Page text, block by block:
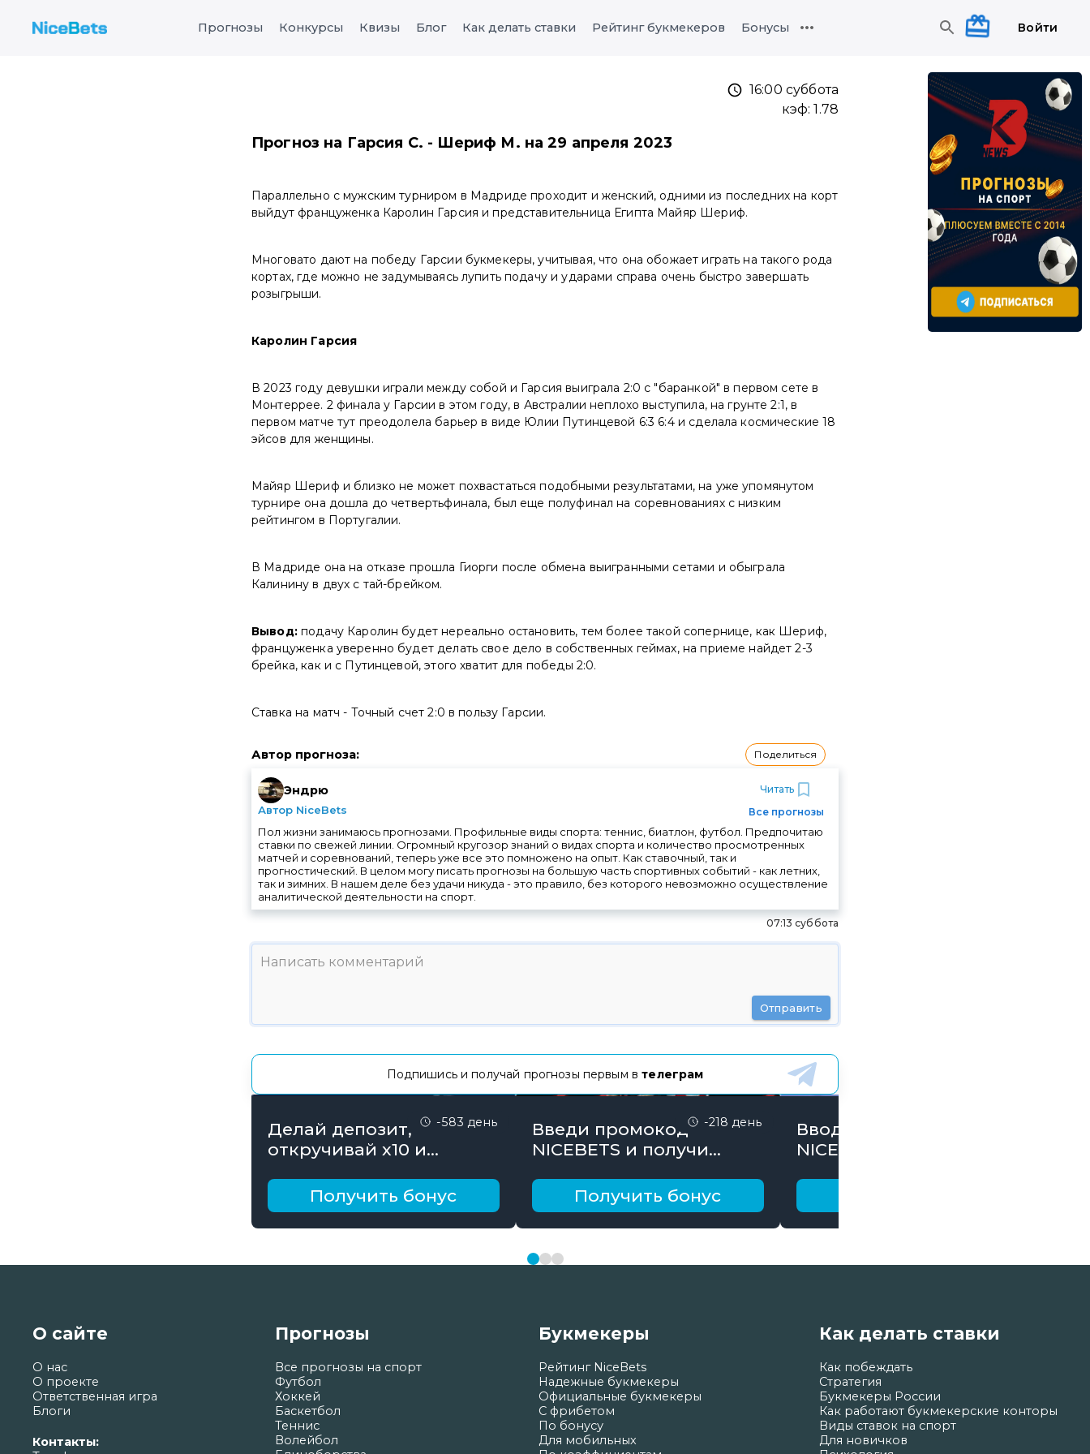
Прогнозы Конкурсы Квизы Блог Как делать ставки Рейтинг букмекеров Бонусы Войти
16:00 суббота
кэф:1.78
Прогноз на Гарсия С. - Шериф М. на 29 апреля 2023
Параллельно с мужским турниром в Мадриде проходит и женский, одними из последних на корт
выйдут француженка Каролин Гарсия и представительница Египта Майяр Шериф.
Многовато дают на победу Гарсии букмекеры, учитывая, что она обожает играть на такого рода
кортах, где можно не задумываясь лупить подачу и ударами справа очень быстро завершать
розыгрыши.
Каролин Гарсия
В 2023 году девушки играли между собой и Гарсия выиграла 2:0 с "баранкой" в первом сете в
Монтеррее. 2 финала у Гарсии в этом году, в Австралии неплохо выступила, на грунте 2:1, в
первом матче тут преодолела барьер в виде Юлии Путинцевой 6:3 6:4 и сделала космические 18
эйсов для женщины.
Майяр Шериф и близко не может похвастаться подобными результатами, на уже упомянутом
турнире она дошла до четвертьфинала, был еще полуфинал на соревнованиях с низким
рейтингом в Португалии.
В Мадриде она на отказе прошла Гиорги после обмена выигранными сетами и обыграла
Калинину в двух с тай-брейком.
Вывод:подачу Каролин будет нереально остановить, тем более такой сопернице, как Шериф,
француженка уверенно будет делать свое дело в собственных геймах, на приеме найдет 2-3
брейка, как и с Путинцевой, этого хватит для победы 2:0.
Ставка на матч - Точный счет 2:0 в пользу Гарсии.
Автор прогноза: Поделиться
Эндрю
Автор NiceBets
Читать
Все прогнозы
Пол жизни занимаюсь прогнозами. Профильные виды спорта: теннис, биатлон, футбол. Предпочитаю
ставки по свежей линии. Огромный кругозор знаний о видах спорта и количество просмотренных
матчей и соревнований, теперь уже все это помножено на опыт. Как ставочный, так и
прогностический. В целом могу писать прогнозы на большую часть спортивных событий - как летних,
так и зимних. В нашем деле без удачи никуда - это правило, без которого невозможно осуществление
аналитической деятельности на спорт.
07:13 суббота
Отправить
Подпишись и получай прогнозы первым втелеграм
-583 день
Делай депозит,
откручивай х10 и
рублейПолучить бонус
-218 день
Введи промокод
NICEBETS и получи
Получить бонус
Вводи Промокод
NICE15000 и забирай
О сайте
О нас
О проекте
Ответственная игра
Блоги
Контакты:
Прогнозы
Все прогнозы на спорт
Футбол
Хоккей
Баскетбол
Теннис
Волейбол
Букмекеры
Рейтинг NiceBets
Надежные букмекеры
Официальные букмекеры
С фрибетом
По бонусу
Для мобильных
Как делать ставки
Как побеждать
Стратегия
Букмекеры России
Как работают букмекерские конторы
Виды ставок на спорт
Для новичков